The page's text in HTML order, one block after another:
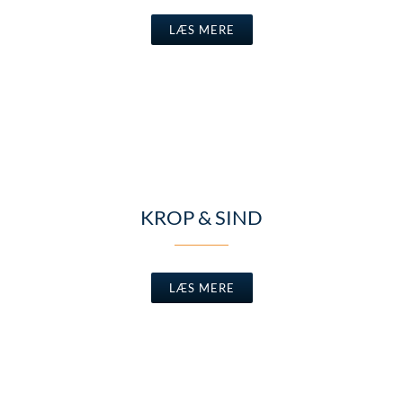
LÆS MERE
KROP & SIND
LÆS MERE